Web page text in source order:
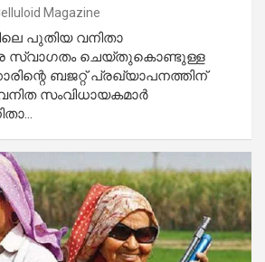
Magazine
പുതിയ വനിതാ
സ്വാഗതം ചെയ്തുകൊണ്ടുള്ള
ബജറ്റ് പ്രഖ്യാപനത്തിന്
സംവിധായകമാര്‍